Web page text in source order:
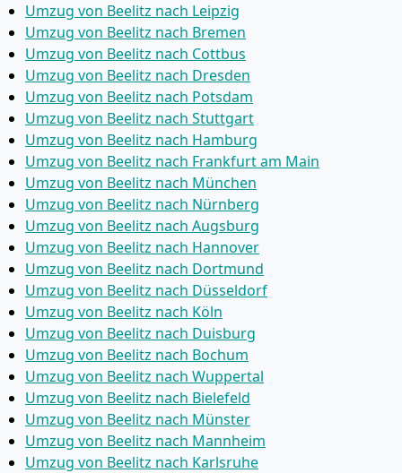
Umzug von Beelitz nach Leipzig
Umzug von Beelitz nach Bremen
Umzug von Beelitz nach Cottbus
Umzug von Beelitz nach Dresden
Umzug von Beelitz nach Potsdam
Umzug von Beelitz nach Stuttgart
Umzug von Beelitz nach Hamburg
Umzug von Beelitz nach Frankfurt am Main
Umzug von Beelitz nach München
Umzug von Beelitz nach Nürnberg
Umzug von Beelitz nach Augsburg
Umzug von Beelitz nach Hannover
Umzug von Beelitz nach Dortmund
Umzug von Beelitz nach Düsseldorf
Umzug von Beelitz nach Köln
Umzug von Beelitz nach Duisburg
Umzug von Beelitz nach Bochum
Umzug von Beelitz nach Wuppertal
Umzug von Beelitz nach Bielefeld
Umzug von Beelitz nach Münster
Umzug von Beelitz nach Mannheim
Umzug von Beelitz nach Karlsruhe